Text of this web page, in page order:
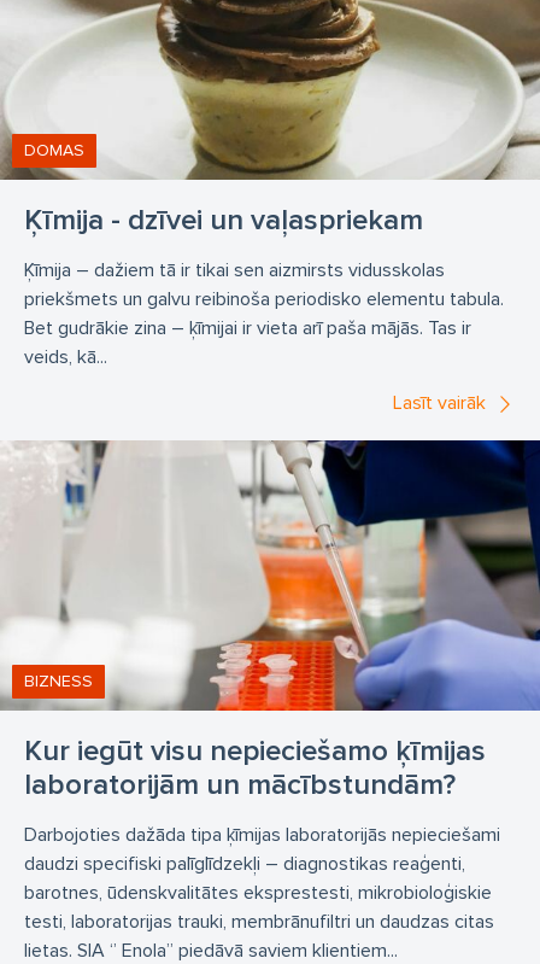
Ķīmija - dzīvei un vaļaspriekam
DOMAS
Ķīmija – dažiem tā ir tikai sen aizmirsts vidusskolas
priekšmets un galvu reibinoša periodisko elementu tabula.
Bet gudrākie zina – ķīmijai ir vieta arī paša mājās. Tas ir
veids, kā...
Lasīt vairāk
Kur iegūt visu nepieciešamo ķīmijas
laboratorijām un mācībstundām?
BIZNESS
Darbojoties dažāda tipa ķīmijas laboratorijās nepieciešami
daudzi specifiski palīglīdzekļi – diagnostikas reaģenti,
barotnes, ūdenskvalitātes eksprestesti, mikrobioloģiskie
testi, laboratorijas trauki, membrānufiltri un daudzas citas
lietas. SIA ‘’ Enola’’ piedāvā saviem klientiem...